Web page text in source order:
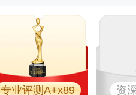
专业评测A+x89 资